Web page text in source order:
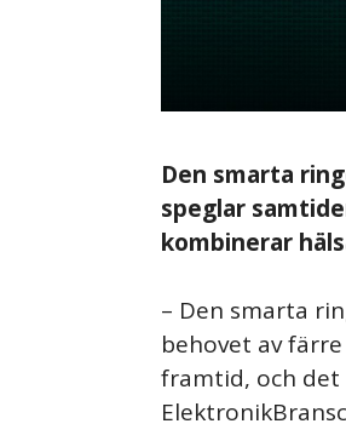
Den smarta
speglar
kombinerar
– Den smarta
behovet av
framtid, och det